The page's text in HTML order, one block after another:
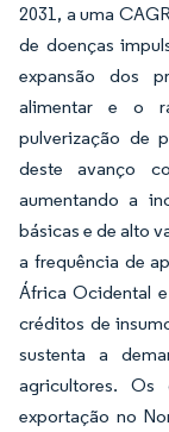
2031, a uma
de doenças
expansão dos
alimentar e o
pulverização de
deste avanço
aumentando a
básicas e de alto
a frequência de
África Ocidental
créditos de
sustenta a
agricultores. Os
exportação no